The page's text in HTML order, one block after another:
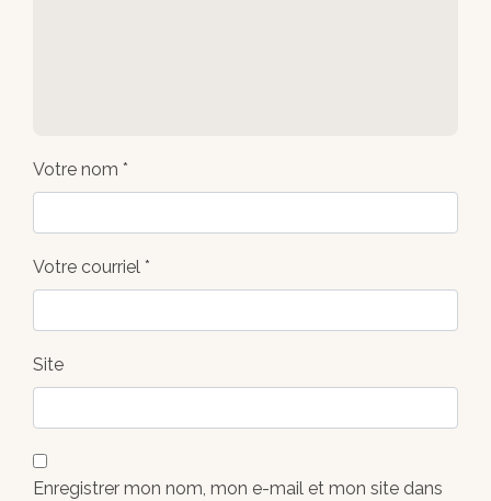
Votre nom *
Votre courriel *
Site
Enregistrer mon nom, mon e-mail et mon site dans